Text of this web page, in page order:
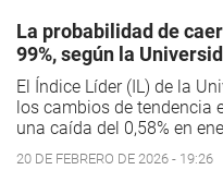
La probabilidad de
99%, según la
El Índice Líder (IL) de la
los cambios de tendencia
una caída del 0,58% en
20 DE FEBRERO DE 2026 - 19:26